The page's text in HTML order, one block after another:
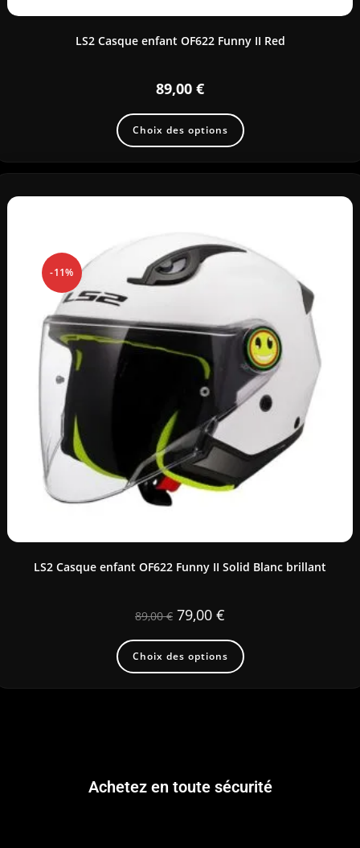
LS2 Casque enfant OF622 Funny II Red
89,00 €
Choix des options
-11%
LS2 Casque enfant OF622 Funny II Solid Blanc brillant
89,00€ 79,00 €
Choix des options
Achetez en toute sécurité